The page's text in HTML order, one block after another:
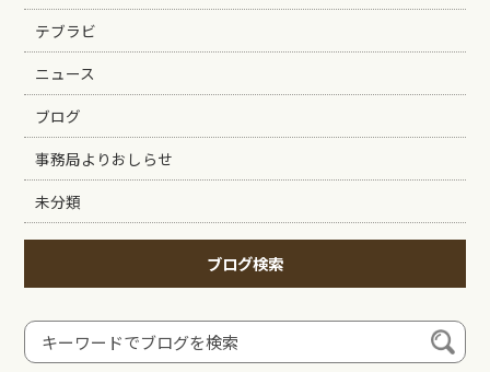
テブラビ
ニュース
ブログ
事務局よりおしらせ
未分類
ブログ検索